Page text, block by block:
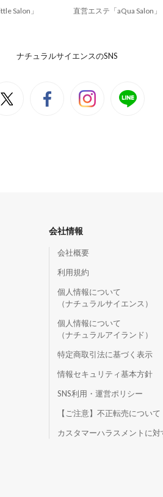
Salon」 直営エステ「aQua Salon」
ナチュラルサイエンスのSNS
会社情報
会社概要
利用規約
個人情報について
（ナチュラルサイエンス）
個人情報について
（ナチュラルアイランド）
特定商取引法に基づく表示
情報セキュリティ基本方針
SNS利用・運営ポリシー
【ご注意】不正転売について
カスタマーハラスメントに